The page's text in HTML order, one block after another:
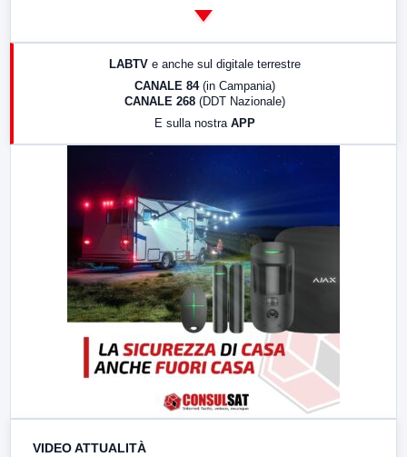
LABTV e anche sul digitale terrestre
CANALE 84 (in Campania)
CANALE 268 (DDT Nazionale)
E sulla nostra APP
VIDEO ATTUALITÀ